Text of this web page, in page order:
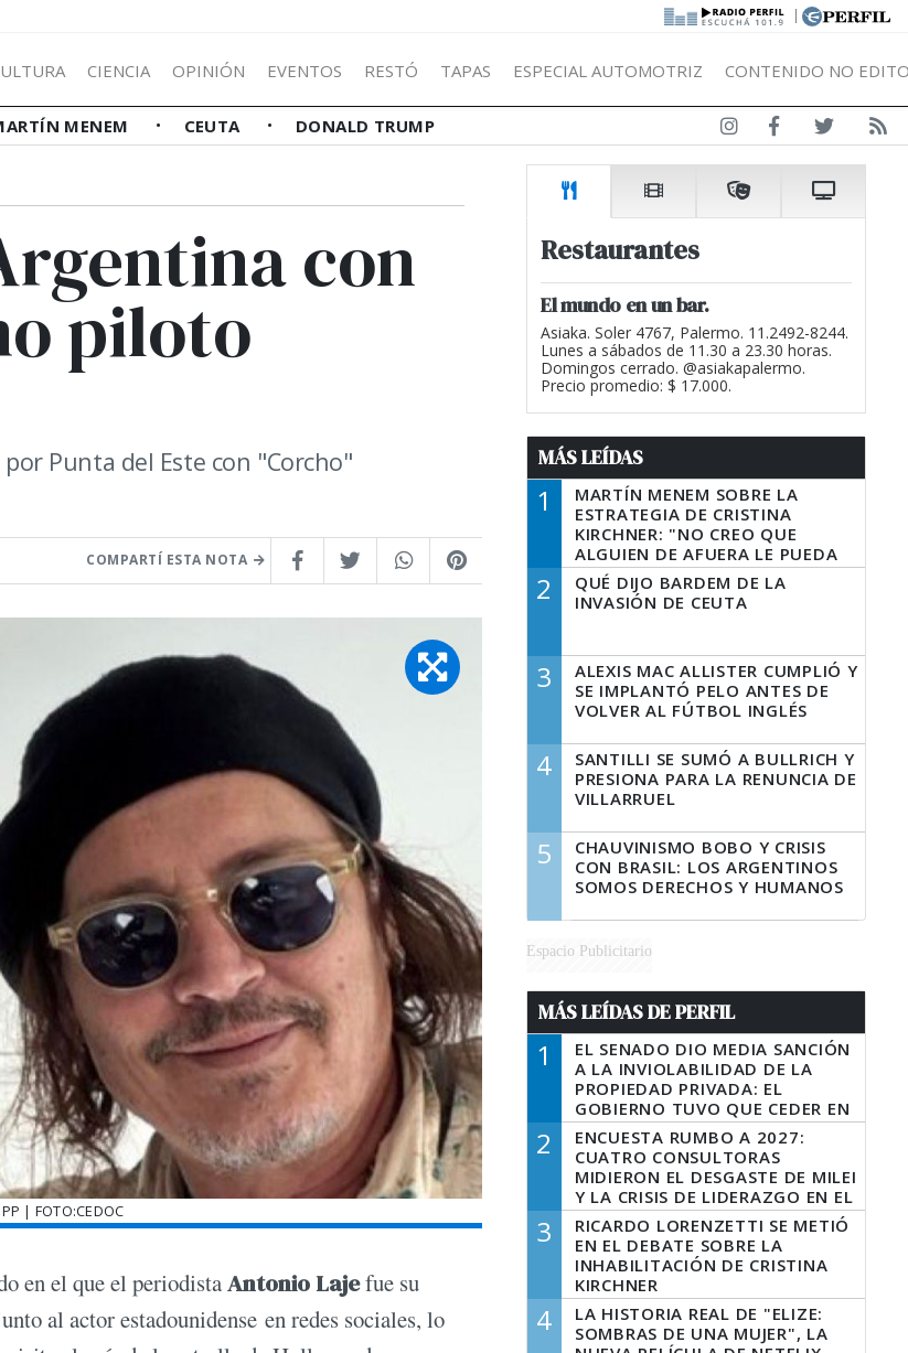
|
CIENCIA OPINIÓN EVENTOS RESTÓ TAPAS ESPECIAL AUTOMOTRIZ CONTENIDO NO
MENEM CEUTA DONALD TRUMP
con
piloto
Punta del Este con "Corcho"
COMPARTÍ ESTA NOTA
| FOTO:CEDOC
en el que el periodistaAntonio Lajefue su
al actor estadounidense en redes sociales, lo
Restaurantes
El mundo en un bar.
Asiaka. Soler 4767, Palermo. 11.2492-8244.
Lunes a sábados de 11.30 a 23.30 horas.
Domingos cerrado. @asiakapalermo.
Precio promedio: $ 17.000.
MÁS LEÍDAS
1
MARTÍN MENEM SOBRE LA
ESTRATEGIA DE CRISTINA
KIRCHNER: "NO CREO QUE
ALGUIEN DE AFUERA LE PUEDA
DECIR A LA JUSTICIA LO QUE
TIENE QUE HACER"
2
QUÉ DIJO BARDEM DE LA
INVASIÓN DE CEUTA
3
ALEXIS MAC ALLISTER CUMPLIÓ Y
SE IMPLANTÓ PELO ANTES DE
VOLVER AL FÚTBOL INGLÉS
4
SANTILLI SE SUMÓ A BULLRICH Y
PRESIONA PARA LA RENUNCIA DE
VILLARRUEL
5
CHAUVINISMO BOBO Y CRISIS
CON BRASIL: LOS ARGENTINOS
SOMOS DERECHOS Y HUMANOS
Espacio Publicitario
MÁS LEÍDAS DE PERFIL
1
EL SENADO DIO MEDIA SANCIÓN
A LA INVIOLABILIDAD DE LA
PROPIEDAD PRIVADA: EL
GOBIERNO TUVO QUE CEDER EN
LA LEY DEL MANEJO DEL FUEGO
2
ENCUESTA RUMBO A 2027:
CUATRO CONSULTORAS
MIDIERON EL DESGASTE DE MILEI
Y LA CRISIS DE LIDERAZGO EN EL
PERONISMO
3
RICARDO LORENZETTI SE METIÓ
EN EL DEBATE SOBRE LA
INHABILITACIÓN DE CRISTINA
KIRCHNER
4
LA HISTORIA REAL DE "ELIZE:
SOMBRAS DE UNA MUJER", LA